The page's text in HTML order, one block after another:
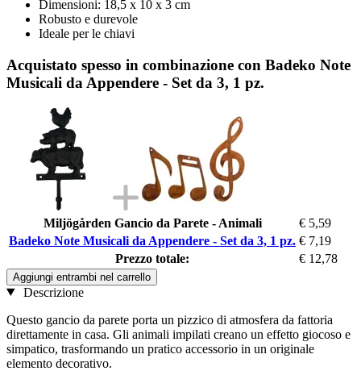
Dimensioni: 18,5 x 10 x 3 cm
Robusto e durevole
Ideale per le chiavi
Acquistato spesso in combinazione con Badeko Note
Musicali da Appendere - Set da 3, 1 pz.
Miljögården Gancio da Parete - Animali
€ 5,59
Badeko Note Musicali da Appendere - Set da 3, 1 pz. € 7,19
Prezzo totale:
€ 12,78
Aggiungi entrambi nel carrello
Descrizione
Questo gancio da parete porta un pizzico di atmosfera da fattoria
direttamente in casa. Gli animali impilati creano un effetto giocoso e
simpatico, trasformando un pratico accessorio in un originale
elemento decorativo.